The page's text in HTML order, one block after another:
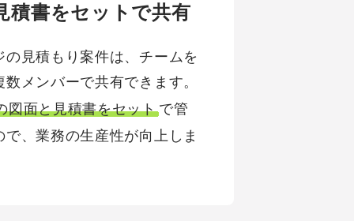
積書をセットで共有
の見積もり案件は、チームを
メンバーで共有できます。
図面と見積書をセットで管
で、業務の生産性が向上しま